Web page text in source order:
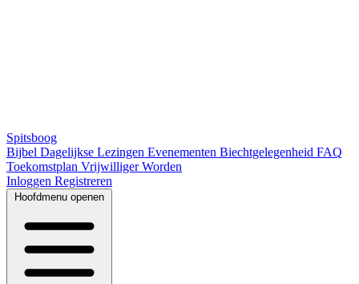
Spitsboog
Bijbel Dagelijkse Lezingen Evenementen Biechtgelegenheid FAQ
Toekomstplan Vrijwilliger Worden
Inloggen Registreren
Hoofdmenu openen